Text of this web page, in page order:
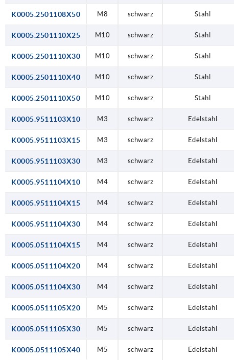
K0005.2501108X50 M8 schwarz Stahl
K0005.2501110X25 M10 schwarz Stahl
K0005.2501110X30 M10 schwarz Stahl
K0005.2501110X40 M10 schwarz Stahl
K0005.2501110X50 M10 schwarz Stahl
K0005.9511103X10 M3 schwarz Edelstahl
K0005.9511103X15 M3 schwarz Edelstahl
K0005.9511103X30 M3 schwarz Edelstahl
K0005.9511104X10 M4 schwarz Edelstahl
K0005.9511104X15 M4 schwarz Edelstahl
K0005.9511104X30 M4 schwarz Edelstahl
K0005.0511104X15 M4 schwarz Edelstahl
K0005.0511104X20 M4 schwarz Edelstahl
K0005.0511104X30 M4 schwarz Edelstahl
K0005.0511105X20 M5 schwarz Edelstahl
K0005.0511105X30 M5 schwarz Edelstahl
K0005.0511105X40 M5 schwarz Edelstahl